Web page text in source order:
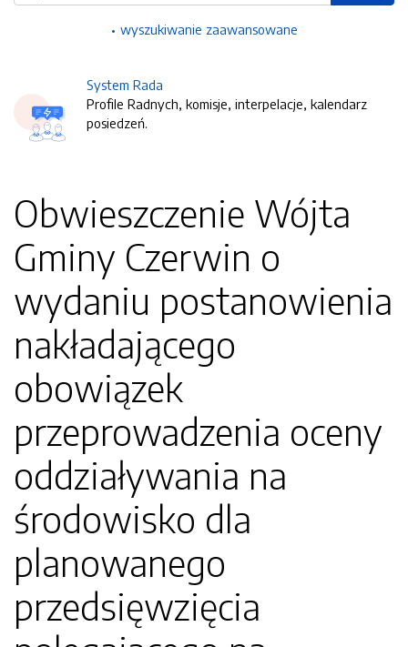
wyszukiwanie zaawansowane
System Rada
Profile Radnych, komisje, interpelacje, kalendarz
posiedzeń.
Obwieszczenie Wójta
Gminy Czerwin o
wydaniu postanowienia
nakładającego
obowiązek
przeprowadzenia oceny
oddziaływania na
środowisko dla
planowanego
przedsięwzięcia